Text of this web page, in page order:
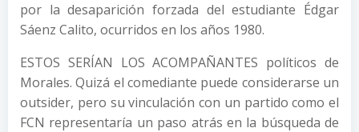
por la desaparición forzada del estudiante Édgar
Sáenz Calito, ocurridos en los años 1980.
ESTOS SERÍAN LOS ACOMPAÑANTES políticos de
Morales. Quizá el comediante puede considerarse un
outsider, pero su vinculación con un partido como el
FCN representaría un paso atrás en la búsqueda de